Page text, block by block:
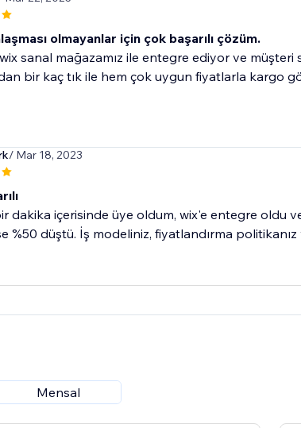
olmayanlar için çok başarılı çözüm.
sanal mağazamız ile entegre ediyor ve
bir kaç tık ile hem çok uygun fiyatlarla kargo
/ Mar 18, 2023
dakika içerisinde üye oldum, wix'e entegre oldu
%50 düştü. İş modeliniz, fiyatlandırma politikanız
Mensal